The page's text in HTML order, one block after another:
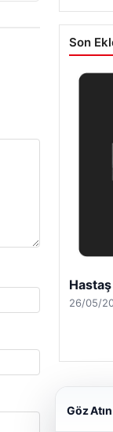
Son
26/05/
Göz Atın